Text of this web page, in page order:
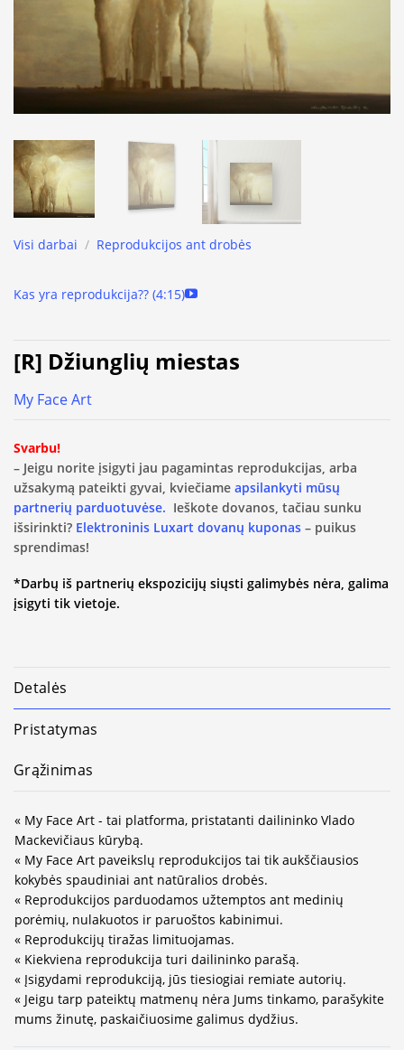
Visi darbai / Reprodukcijos ant drobės
Kas yra reprodukcija?? (4:15)
[R] Džiunglių miestas
My Face Art
Svarbu!
– Jeigu norite įsigyti jau pagamintas reprodukcijas, arba
užsakymą pateikti gyvai, kviečiame apsilankyti mūsų
partnerių parduotuvėse. Ieškote dovanos, tačiau sunku
išsirinkti? Elektroninis Luxart dovanų kuponas – puikus
sprendimas!
*Darbų iš partnerių ekspozicijų siųsti galimybės nėra, galima
įsigyti tik vietoje.
Detalės
Pristatymas
Grąžinimas
« My Face Art - tai platforma, pristatanti dailininko Vlado
Mackevičiaus kūrybą.
« My Face Art paveikslų reprodukcijos tai tik aukščiausios
kokybės spaudiniai ant natūralios drobės.
« Reprodukcijos parduodamos užtemptos ant medinių
porėmių, nulakuotos ir paruoštos kabinimui.
« Reprodukcijų tiražas limituojamas.
« Kiekviena reprodukcija turi dailininko parašą.
« Įsigydami reprodukciją, jūs tiesiogiai remiate autorių.
« Jeigu tarp pateiktų matmenų nėra Jums tinkamo, parašykite
mums žinutę, paskaičiuosime galimus dydžius.